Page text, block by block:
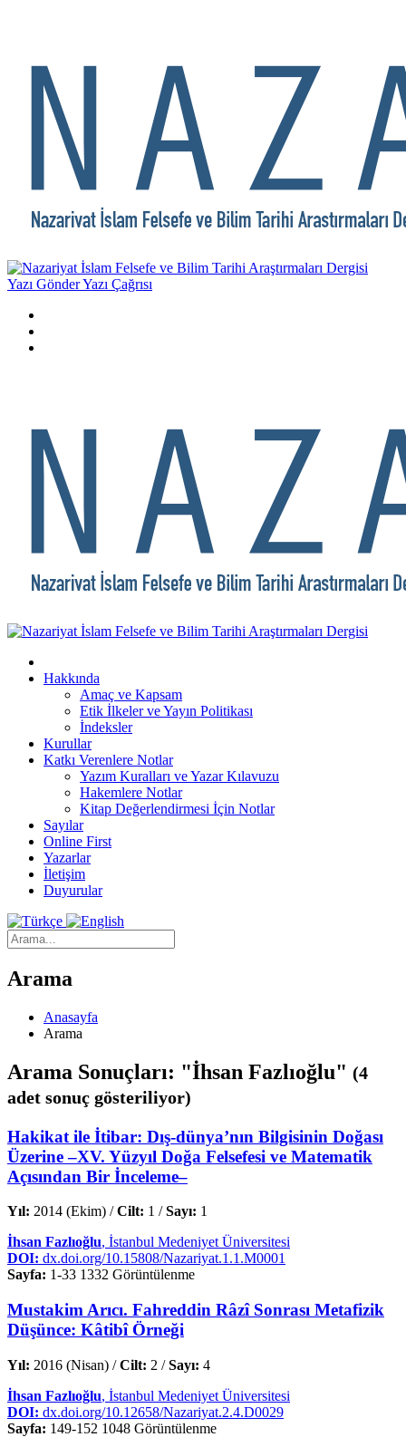
Yazı GönderYazı Çağrısı
Hakkında
Amaç ve Kapsam
Etik İlkeler ve Yayın Politikası
İndeksler
Kurullar
Katkı Verenlere Notlar
Yazım Kuralları ve Yazar Kılavuzu
Hakemlere Notlar
Kitap Değerlendirmesi İçin Notlar
Sayılar
Online First
Yazarlar
İletişim
Duyurular
Arama
Anasayfa
Arama
Arama Sonuçları: "İhsan Fazlıoğlu" (4
adet sonuç gösteriliyor)
Hakikat ile İtibar: Dış-dünya’nın Bilgisinin Doğası
Üzerine –XV. Yüzyıl Doğa Felsefesi ve Matematik
Açısından Bir İnceleme–
Yıl: 2014 (Ekim) /Cilt: 1 /Sayı: 1
İhsan Fazlıoğlu, İstanbul Medeniyet Üniversitesi
DOI: dx.doi.org/10.15808/Nazariyat.1.1.M0001
Sayfa: 1-33 1332 Görüntülenme
Mustakim Arıcı. Fahreddin Râzî Sonrası Metafizik
Düşünce: Kâtibî Örneği
Yıl: 2016 (Nisan) /Cilt: 2 /Sayı: 4
İhsan Fazlıoğlu, İstanbul Medeniyet Üniversitesi
DOI: dx.doi.org/10.12658/Nazariyat.2.4.D0029
Sayfa: 149-152 1048 Görüntülenme